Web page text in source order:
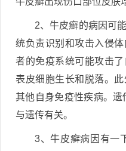
2、牛皮癣的病因可
统负责识别和攻击入侵
者的免疫系统可能攻击
表皮细胞生长和脱落。
其他自身免疫性疾病。
与遗传有关。
3、牛皮癣病因有一